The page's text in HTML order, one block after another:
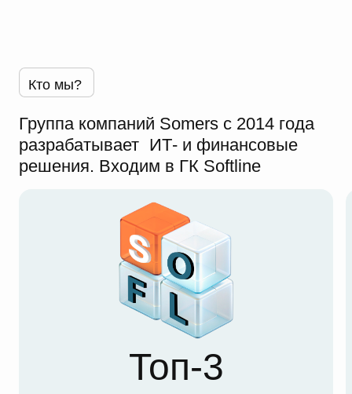
Кто мы?
Группа компаний Somers с 2014 года
разрабатывает ИТ- и финансовые
решения. Входим в ГК Softline
Топ-3